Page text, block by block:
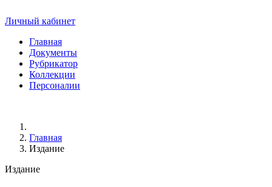
Личный кабинет
Главная
Документы
Рубрикатор
Коллекции
Персоналии
Главная
Издание
Издание